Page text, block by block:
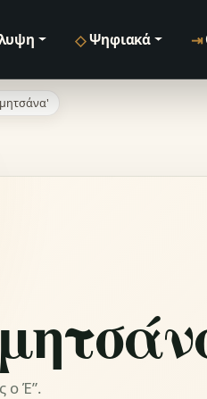
◇ Ψηφιακά ⇥
ο Έ”.